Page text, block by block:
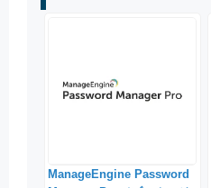
ManageEngine Password